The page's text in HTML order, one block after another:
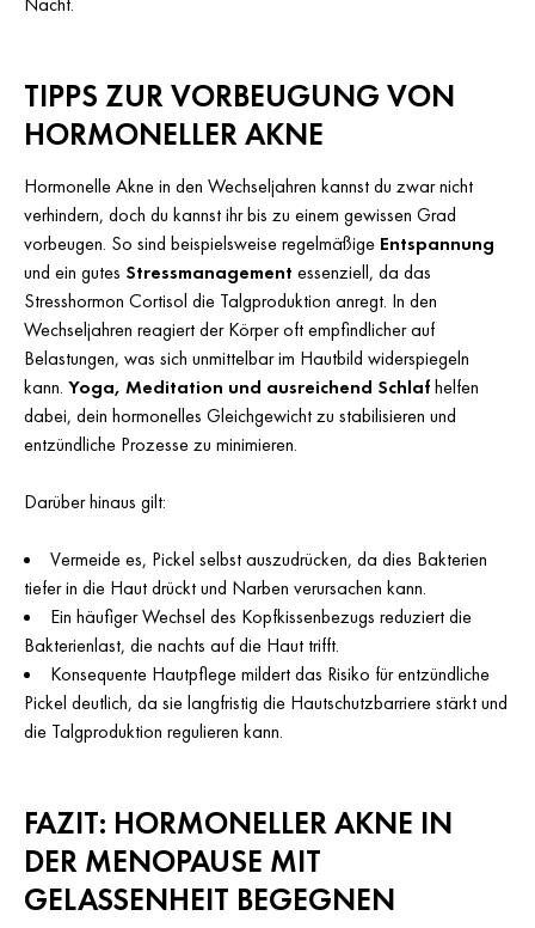
TIPPS ZUR VORBEUGUNG VON
HORMONELLER AKNE
Hormonelle Akne in den Wechseljahren kannst du zwar nicht
verhindern, doch du kannst ihr bis zu einem gewissen Grad
vorbeugen. So sind beispielsweise regelmäßige Entspannung
und ein gutes Stressmanagement essenziell, da das
Stresshormon Cortisol die Talgproduktion anregt. In den
Wechseljahren reagiert der Körper oft empfindlicher auf
Belastungen, was sich unmittelbar im Hautbild widerspiegeln
kann. Yoga, Meditation und ausreichend Schlafhelfen
dabei, dein hormonelles Gleichgewicht zu stabilisieren und
entzündliche Prozesse zu minimieren.
Darüber hinaus gilt:
Vermeide es, Pickel selbst auszudrücken, da dies Bakterien
tiefer in die Haut drückt und Narben verursachen kann.
Ein häufiger Wechsel des Kopfkissenbezugs reduziert die
Bakterienlast, die nachts auf die Haut trifft.
Konsequente Hautpflege mildert das Risiko für entzündliche
Pickel deutlich, da sie langfristig die Hautschutzbarriere stärkt und
die Talgproduktion regulieren kann.
FAZIT: HORMONELLER AKNE IN
DER MENOPAUSE MIT
GELASSENHEIT BEGEGNEN